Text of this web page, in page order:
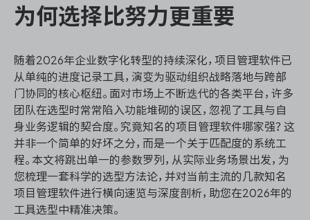
为何选择比努力更重要
随着2026年企业数字化转型的持续深化，项目管理软件已
从单纯的进度记录工具，演变为驱动组织战略落地与跨部
门协同的核心枢纽。面对市场上不断迭代的各类平台，许多
团队在选型时常常陷入功能堆砌的误区，忽视了工具与自
身业务逻辑的契合度。究竟知名的项目管理软件哪家强？这
并非一个简单的好坏之分，而是一个关于匹配度的系统工
程。本文将跳出单一的参数罗列，从实际业务场景出发，为
您梳理一套科学的选型方法论，并对当前主流的几款知名
项目管理软件进行横向速览与深度剖析，助您在2026年的
工具选型中精准决策。